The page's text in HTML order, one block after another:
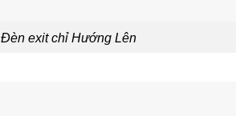
Đèn exit chỉ Hướng Lên